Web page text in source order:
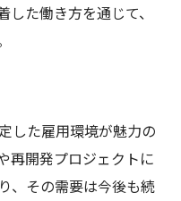
た働き方を通じて、
した雇用環境が魅力の
再開発プロジェクトに
、その需要は今後も続